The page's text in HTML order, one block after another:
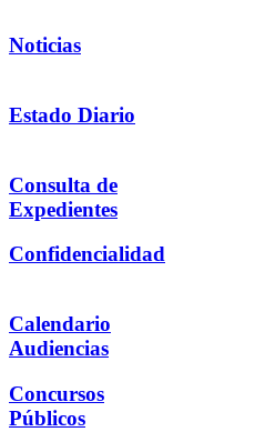
Noticias
Estado Diario
Consulta de
Expedientes
Confidencialidad
Calendario
Audiencias
Concursos
Públicos